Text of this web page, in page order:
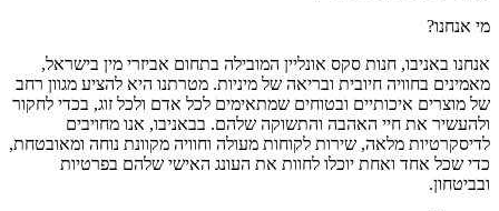
מי אנחנו?
אנחנו באניבו, חנות סקס אונליין המובילה בתחום אביזרי מין בישראל,
מאמינים בחוויה חיובית ובריאה של מיניות. מטרתנו היא להציע מגוון רחב
של מוצרים איכותיים ובטוחים שמתאימים לכל אדם ולכל זוג, בכדי לחקור
ולהעשיר את חיי האהבה והתשוקה שלהם. בבאניבו, אנו מחויבים
לדיסקרטיות מלאה, שירות לקוחות מעולה וחוויה מקוונת נוחה ומאובטחת,
כדי שכל אחד ואחת יוכלו לחוות את העונג האישי שלהם בפרטיות
ובביטחון.